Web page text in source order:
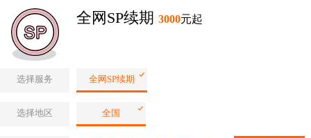
全网SP续期 3000元起
选择服务 全网SP续期
选择地区 全国